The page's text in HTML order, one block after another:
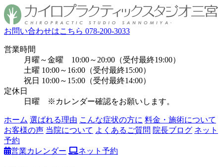
お問い合わせはこちら 078-200-3033
営業時間
月曜～金曜 10:00～20:00（受付最終19:00）
土曜 10:00～16:00（受付最終15:00）
祝日 10:00～15:00（受付最終14:00）
定休日
日曜 ※カレンダー確認をお願いします。
ホーム 選ばれる理由 こんな症状の方に 料金・施術について
お客様の声 当院について よくあるご質問 院長ブログ ネット
予約
営業カレンダー
ネット予約